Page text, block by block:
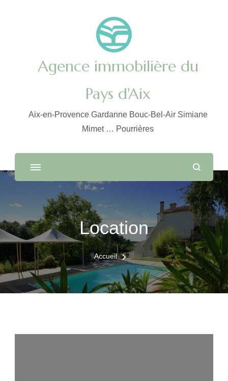
Agence immobilière du
Pays d'Aix
Aix-en-Provence Gardanne Bouc-Bel-Air Simiane
Mimet … Pourrières
Location
Accueil